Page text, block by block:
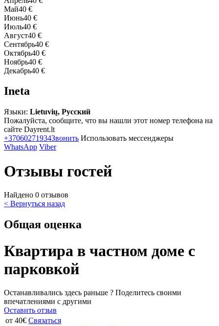
Май40 €
Июнь40 €
Июль40 €
Август40 €
Сентябрь40 €
Октябрь40 €
Ноябрь40 €
Декабрь40 €
Ineta
Языки: Lietuvių, Русский
Пожалуйста, сообщите, что вы нашли этот номер телефона на
сайте Dayrent.lt
+37060271934Звонить Использовать мессенджеры
WhatsApp Viber
Отзывы гостей
Найдено 0 отзывов
< Вернуться назад
Общая оценка
Квартира в частном доме с
парковкой
Останавливались здесь раньше ? Поделитесь своими
впечатлениями с другими
Оставить отзыв
от 40€ Связаться